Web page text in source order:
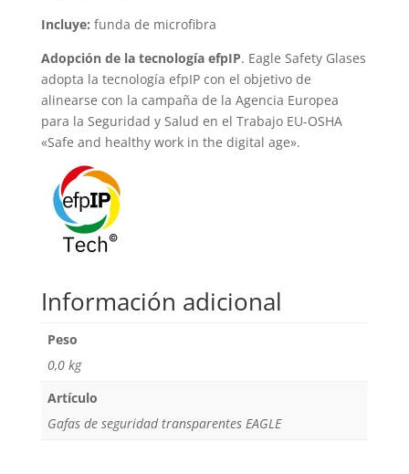
Incluye: funda de microfibra
Adopción de la tecnología efpIP. Eagle Safety Glases
adopta la tecnología efpIP con el objetivo de
alinearse con la campaña de la Agencia Europea
para la Seguridad y Salud en el Trabajo EU-OSHA
«Safe and healthy work in the digital age».
Información adicional
Peso
0,0 kg
Artículo
Gafas de seguridad transparentes EAGLE